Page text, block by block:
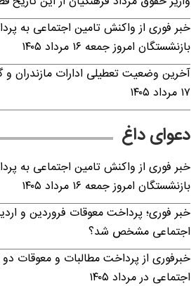
خبر فوری از واکنش تامین اجتماعی به
بازنشستگان امروز جمعه ۱۶ مرداد ۱۴۰۵
آخرین وضعیت تعطیلی ادارات مازندران و
۱۷ مرداد ۱۴۰۵
دعوای داغ
خبر فوری از واکنش تامین اجتماعی به
بازنشستگان امروز جمعه ۱۶ مرداد ۱۴۰۵
خبر فوری؛ پرداخت معوقات فروردین و
اجتماعی مشخص شد؟
خبرفوری از پرداخت مطالبات و معوقات
اجتماعی در مرداد ۱۴۰۵